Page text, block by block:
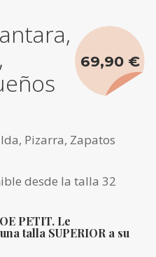
Pizarra, Zapatos
desde la talla 32
PETIT. Le
talla SUPERIOR a su
69,90 €